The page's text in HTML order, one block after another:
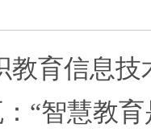
教育信息
：“智慧教